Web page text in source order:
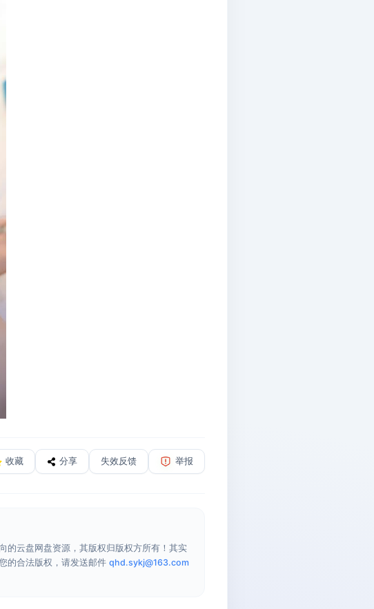
收藏 分享 失效反馈 举报
的云盘网盘资源，其版权归版权方所有！其实
的合法版权，请发送邮件 qhd.sykj@163.com